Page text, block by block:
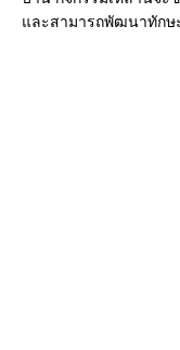
และสามารถพัฒนาทักษ